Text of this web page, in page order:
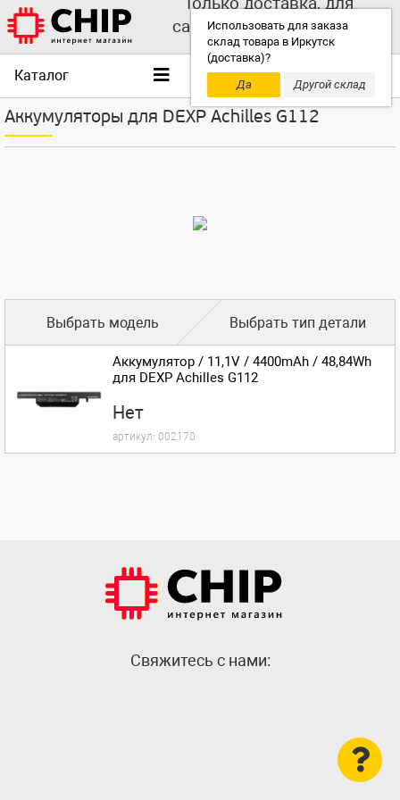
Использовать для заказа
склад товара в Иркутск
(доставка)?
Да
Другой склад
самовывоза выбирайте
другой склад!
Каталог
Аккумуляторы для DEXP Achilles G112
Выбрать модель Выбрать тип детали
Аккумулятор / 11,1V / 4400mAh / 48,84Wh
для DEXP Achilles G112
Нет
артикул: 002170
Cвяжитесь с нами: